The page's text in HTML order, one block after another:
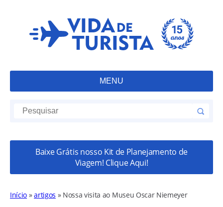
MENU
Baixe Grátis nosso Kit de Planejamento de
Viagem! Clique Aqui!
Início »artigos » Nossa visita ao Museu Oscar Niemeyer